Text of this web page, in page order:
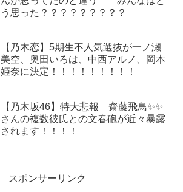
う思った？？？？？？？？？
【乃木恋】5期生不人気選抜が一ノ瀬
美空、奥田いろは、中西アルノ、岡本
姫奈に決定！！！！！！！！！
【乃木坂46】特大悲報 齋藤飛鳥✨✨
さんの複数彼氏との文春砲が近々暴露
されます！！！！
スポンサーリンク